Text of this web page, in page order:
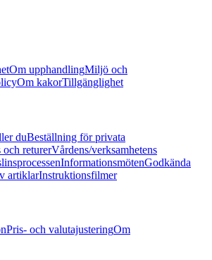
Om upphandlingMiljö och
Om kakorTillgänglighet
duBeställning för privata
och returerVårdens/verksamhetens
InformationsmötenGodkända
artiklarInstruktionsfilmer
Pris- och valutajusteringOm